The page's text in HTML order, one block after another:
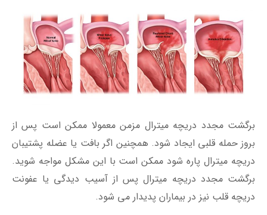
برگشت مجدد دریچه میترال مزمن معمولا ممکن است پس از
بروز حمله قلبی ایجاد شود. همچنین اگر بافت یا عضله پشتیبان
دریچه میترال پاره شود ممکن است با این مشکل مواجه شوید.
برگشت مجدد دریچه میترال پس از آسیب دیدگی یا عفونت
دریچه قلب نیز در بیماران پدیدار می شود.